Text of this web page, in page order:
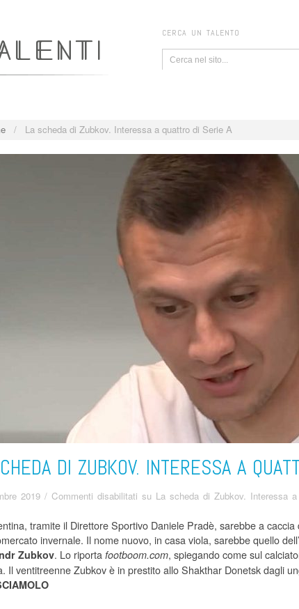
CERCA UN TALENTO
/ La scheda di Zubkov. Interessa a quattro di Serie A
DI ZUBKOV. INTERESSA A
2019 / Commenti disabilitati su La scheda di Zubkov. Interessa
tramite il Direttore Sportivo Daniele Pradè, sarebbe a
invernale. Il nome nuovo, in casa viola, sarebbe quello
Zubkov. Lo riporta footboom.com, spiegando come sul
Il ventitreenne Zubkov è in prestito allo Shakthar Donetsk dagli